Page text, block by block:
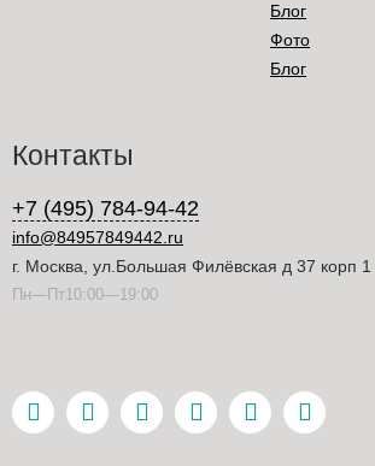
Блог
Фото
Блог
Контакты
+7 (495) 784-94-42
info@84957849442.ru
г. Москва, ул.Большая Филёвская д 37 корп 1
Пн—Пт10:00—19:00